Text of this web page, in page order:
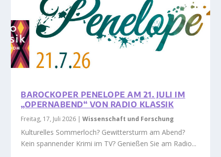
BAROCKOPER PENELOPE AM 21. JULI IM
„OPERNABEND“ VON RADIO KLASSIK
Freitag, 17, Juli 2026 |Wissenschaft und Forschung
Kulturelles Sommerloch? Gewittersturm am Abend?
Kein spannender Krimi im TV? Genießen Sie am Radio...